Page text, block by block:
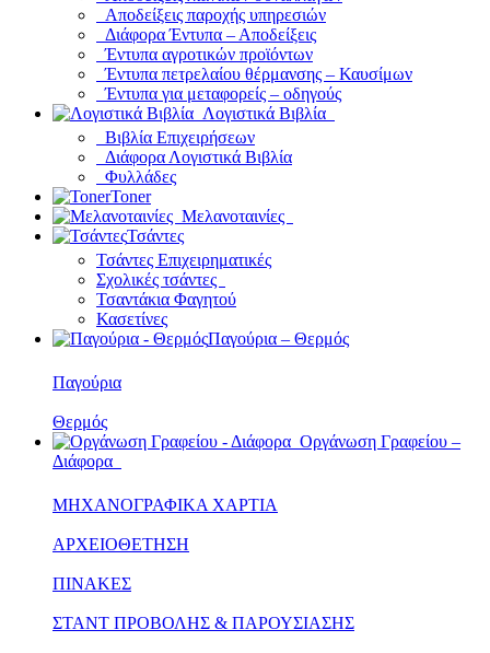
Αποδείξεις παροχής υπηρεσιών
Διάφορα Έντυπα – Αποδείξεις
Έντυπα αγροτικών προϊόντων
Έντυπα πετρελαίου θέρμανσης – Καυσίμων
Έντυπα για μεταφορείς – οδηγούς
Λογιστικά Βιβλία
Βιβλία Επιχειρήσεων
Διάφορα Λογιστικά Βιβλία
Φυλλάδες
Toner
Μελανοταινίες
Τσάντες
Τσάντες Επιχειρηματικές
Σχολικές τσάντες
Τσαντάκια Φαγητού
Κασετίνες
Παγούρια – Θερμός
Παγούρια
Θερμός
Οργάνωση Γραφείου –
Διάφορα
ΜΗΧΑΝΟΓΡΑΦΙΚΑ ΧΑΡΤΙΑ
ΑΡΧΕΙΟΘΕΤΗΣΗ
ΠΙΝΑΚΕΣ
ΣΤΑΝΤ ΠΡΟΒΟΛΗΣ & ΠΑΡΟΥΣΙΑΣΗΣ